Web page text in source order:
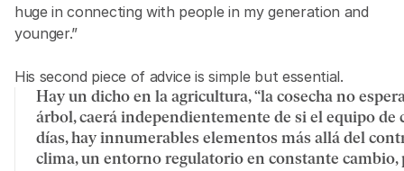
huge in connecting with people in my generation and
younger.”
His second piece of advice is simple but essential.
Hay un dicho en la agricultura, “la cosecha no
árbol, caerá independientemente de si el equipo de
días, hay innumerables elementos más allá del
clima, un entorno regulatorio en constante